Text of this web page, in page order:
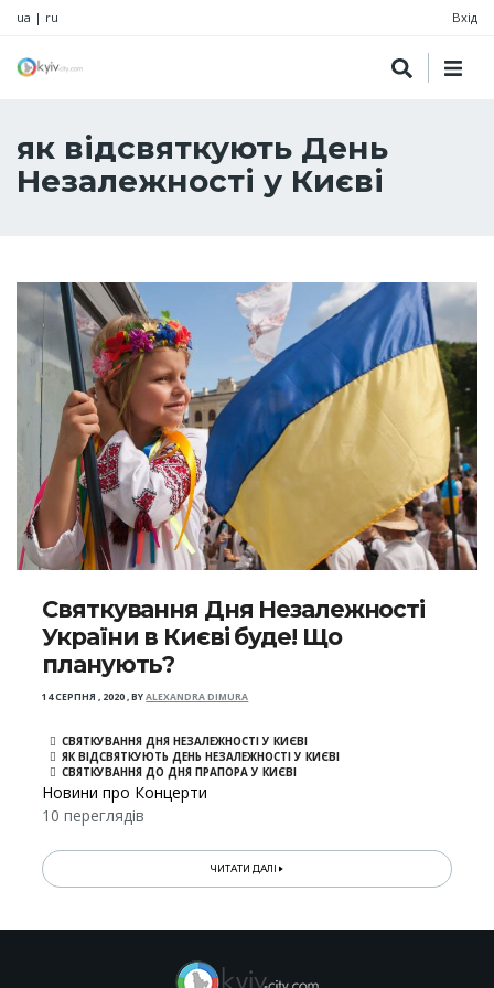
ua | ru Вхід
як відсвяткують День
Незалежності у Києві
Святкування Дня Незалежності
України в Києві буде! Що
планують?
14 СЕРПНЯ , 2020,BYALEXANDRA DIMURA
СВЯТКУВАННЯ ДНЯ НЕЗАЛЕЖНОСТІ У КИЄВІ
ЯК ВІДСВЯТКУЮТЬ ДЕНЬ НЕЗАЛЕЖНОСТІ У КИЄВІ
СВЯТКУВАННЯ ДО ДНЯ ПРАПОРА У КИЄВІ
Новини про Концерти
10 переглядів
ЧИТАТИ ДАЛІ